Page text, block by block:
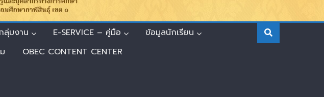
ลุ่มงาน E-SERVICE – คู่มือ
ข้อมูลนักเรียน
OBEC CONTENT CENTER